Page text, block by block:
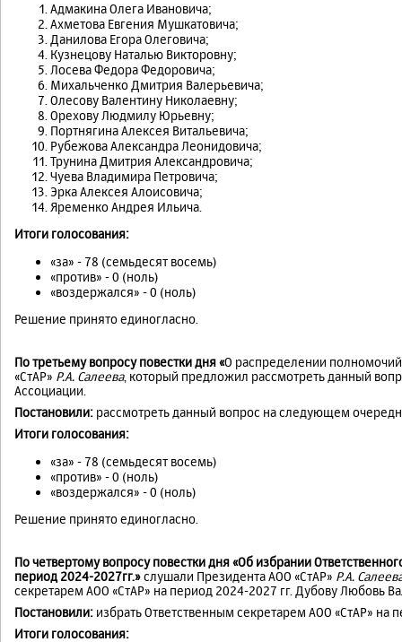
Адмакина Олега Ивановича;
Ахметова Евгения Мушкатовича;
Данилова Егора Олеговича;
Кузнецову Наталью Викторовну;
Лосева Федора Федоровича;
Михальченко Дмитрия Валерьевича;
Олесову Валентину Николаевну;
Орехову Людмилу Юрьевну;
Портнягина Алексея Витальевича;
Рубежова Александра Леонидовича;
Трунина Дмитрия Александровича;
Чуева Владимира Петровича;
Эрка Алексея Алоисовича;
Яременко Андрея Ильича.
Итоги голосования:
«за» - 78 (семьдесят восемь)
«против» - 0 (ноль)
«воздержался» - 0 (ноль)
Решение принято единогласно.
По третьему вопросу повестки дня «О распределении
«СтАР» Р.А. Салеева, который предложил рассмотреть данный
Ассоциации.
Постановили: рассмотреть данный вопрос на следующем
Итоги голосования:
«за» - 78 (семьдесят восемь)
«против» - 0 (ноль)
«воздержался» - 0 (ноль)
Решение принято единогласно.
По четвертому вопросу повестки дня «Об избрании
период 2024-2027гг.»слушали Президента АОО «СтАР» Р.А.
секретарем АОО «СтАР» на период 2024-2027 гг. Дубову Любовь
Постановили: избрать Ответственным секретарем АОО «СтАР» на
Итоги голосования: